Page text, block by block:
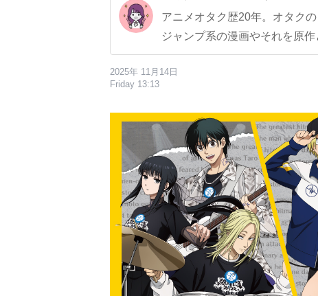
アニメオタク歴20年。オタク
ジャンプ系の漫画やそれを原
2025年 11月14日
Friday 13:13